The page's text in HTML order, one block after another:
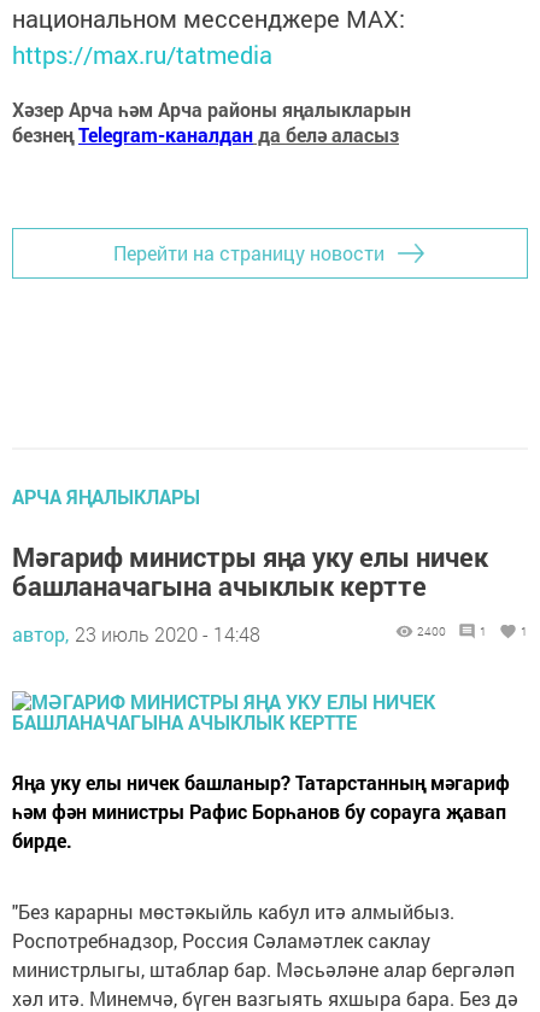
национальном мессенджере MАХ:
https://max.ru/tatmedia
Хәзер Арча һәм Арча районы яңалыкларын
безнеңTelegram-каналданда белә аласыз
Перейти на страницу новости
АРЧА ЯҢАЛЫКЛАРЫ
Мәгариф министры яңа уку елы ничек
башланачагына ачыклык кертте
автор, 23 июль 2020 - 14:48 2400 1 1
Яңа уку елы ничек башланыр? Татарстанның мәгариф
һәм фән министры Рафис Борһанов бу сорауга җавап
бирде.
"Без карарны мөстәкыйль кабул итә алмыйбыз.
Роспотребнадзор, Россия Сәламәтлек саклау
министрлыгы, штаблар бар. Мәсьәләне алар бергәләп
хәл итә. Минемчә, бүген вазгыять яхшыра бара. Без дә